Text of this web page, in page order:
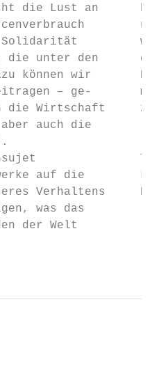
die Lust an
die unter den
können wir
– ge-
die Wirtschaft
auch die
auf die
Verhaltens
was das
der Welt